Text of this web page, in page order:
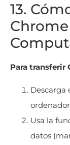
13.
Para transferir
Descarga
Usa la
datos